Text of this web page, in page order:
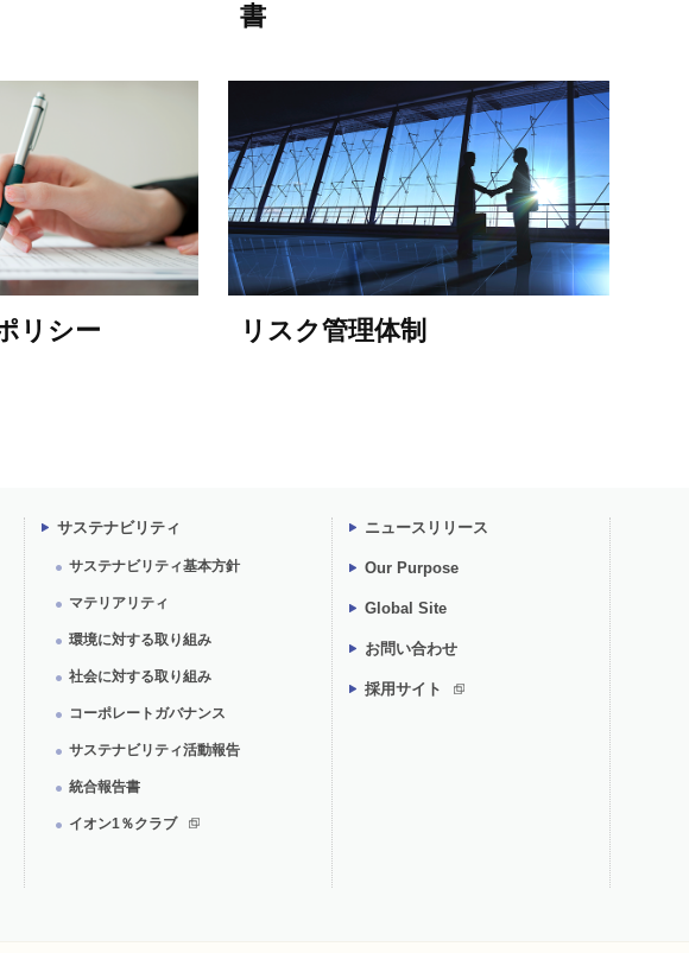
書
リシー リスク管理体制
サステナビリティ
サステナビリティ基本方針
マテリアリティ
環境に対する取り組み
社会に対する取り組み
コーポレートガバナンス
サステナビリティ活動報告
統合報告書
イオン1％クラブ
ニュースリリース
Our Purpose
Global Site
お問い合わせ
採用サイト